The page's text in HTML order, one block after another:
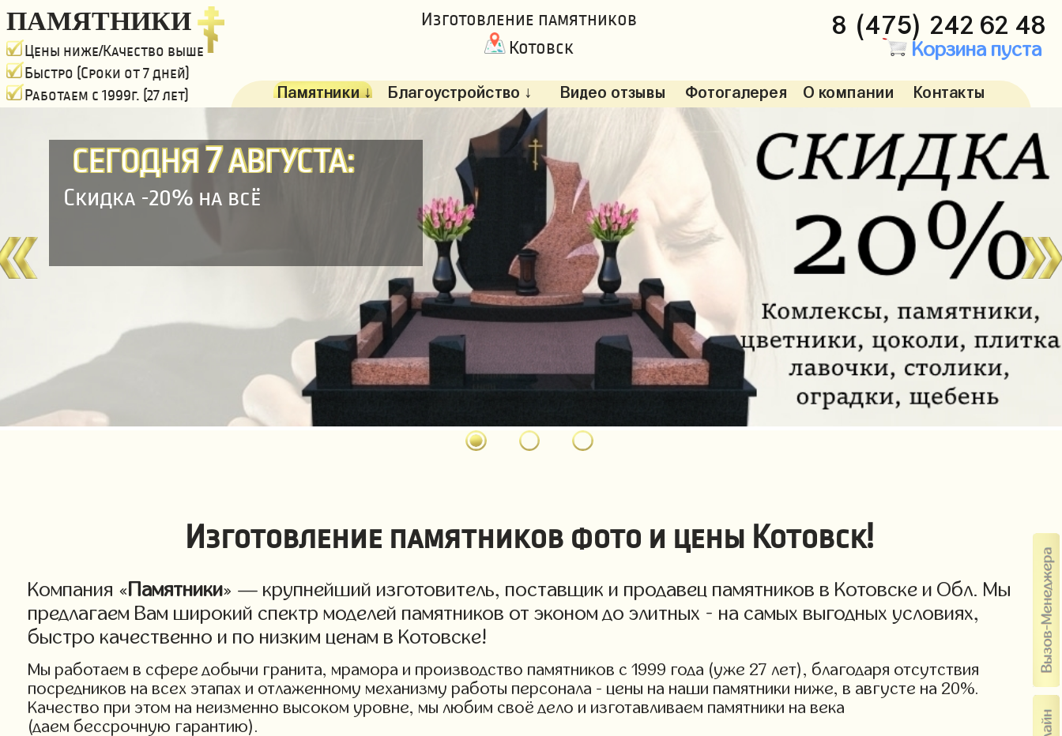
ПАМЯТНИКИ
Цены ниже/Качество выше
Быстро (Сроки от 7 дней)
Работаем с 1999г. (27 лет)
Изготовление памятников
Котовск
8 (475) 242 62 48
Корзина пуста
Памятники ↓ Благоустройство ↓ Видео отзывы Фотогалерея О компании Контакты
СЕГОДНЯ7АВГУСТА:
Скидка -20% на всё
Изготовление памятников фото и цены Котовск!
Компания « Памятники» — крупнейший изготовитель, поставщик и продавец памятников в Котовске и Обл. Мы
предлагаем Вам широкий спектр моделей памятников от эконом до элитных - на самых выгодных условиях,
быстро качественно и по низким ценам в Котовске!
Мы работаем в сфере добычи гранита, мрамора и производство памятников с 1999 года (уже 27 лет), благодаря отсутствия
посредников на всех этапах и отлаженному механизму работы персонала - цены на наши памятники ниже, в августе на 20%.
Качество при этом на неизменно высоком уровне, мы любим своё дело и изготавливаем памятники на века
(даем бессрочную гарантию).